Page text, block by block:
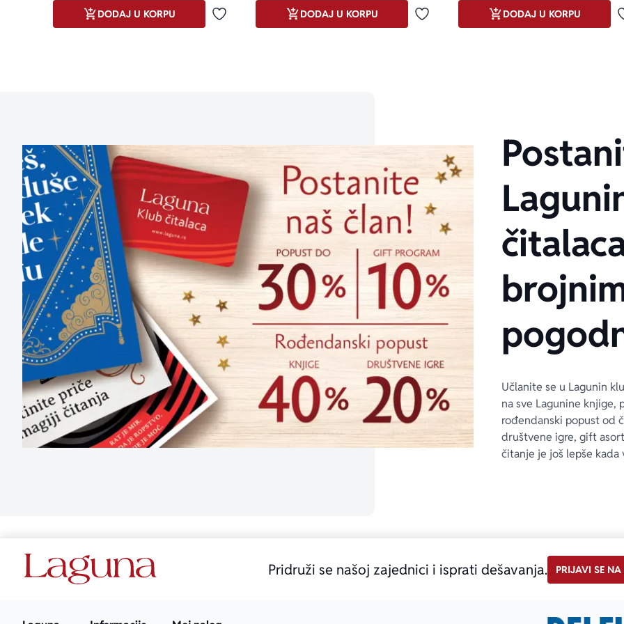
Dodaj u omiljene
DODAJ U KORPU Dodaj u omiljene
DODAJ U KORPU DODAJ U KORPU
Učlanite se u Lagunin
na sve Lagunine knjige,
rođendanski popust od
društvene igre, gift
čitanje je još lepše kada
Pridruži se našoj zajednici i isprati dešavanja. PRIJAVI SE NA